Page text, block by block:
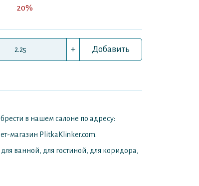
20%
+ Добавить
в нашем салоне по адресу:
магазин PlitkaKlinker.com.
ванной, для гостиной, для коридора,